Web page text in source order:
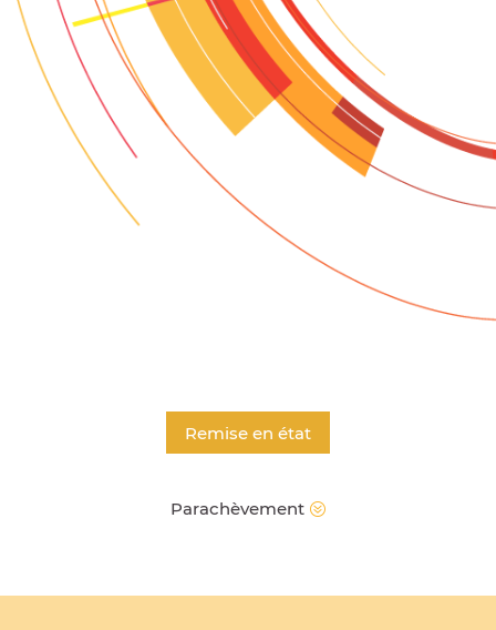
Remise en état
Parachèvement